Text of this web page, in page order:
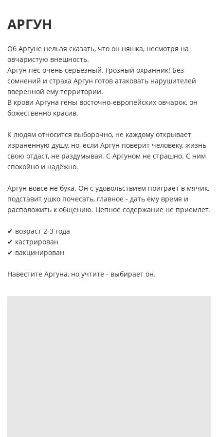
АРГУН
Об Аргуне нельзя сказать, что он няшка, несмотря на
овчаристую внешность.
Аргун пёс очень серьёзный. Грозный охранник! Без
сомнений и страха Аргун готов атаковать нарушителей
вверенной ему территории.
В крови Аргуна гены восточно-европейских овчарок, он
божественно красив.
К людям относится выборочно, не каждому открывает
израненную душу, но, если Аргун поверит человеку, жизнь
свою отдаст, не раздумывая. С Аргуном не страшно. С ним
спокойно и надёжно.
Аргун вовсе не бука. Он с удовольствием поиграет в мячик,
подставит ушко почесать, главное - дать ему время и
расположить к общению. Цепное содержание не приемлет.
✔ возраст 2-3 года
✔ кастрирован
✔ вакцинирован
Навестите Аргуна, но учтите - выбирает он.